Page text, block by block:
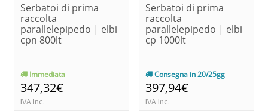
Serbatoi di prima
raccolta
parallelepipedo | elbi
cpn 800lt
Immediata
347,32€
IVA Inc.
Serbatoi di prima
raccolta
parallelepipedo | elbi
cp 1000lt
Consegna in 20/25gg
397,94€
IVA Inc.